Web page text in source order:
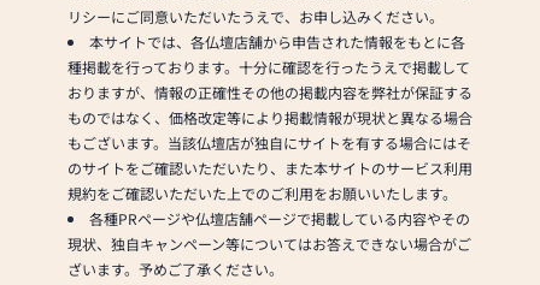
お仏壇のはせがわは、日本
を代表する家具メーカー
「カリモク家具」との協同
開発で、現代の住宅にあっ
たモダンなお仏壇を作って
います。他にも国内の家具
専門メーカーと作り上げた
お仏壇コレクションがあ
り、祈る人と偲ぶ人をつな
ぐ新しいカタチを提案しま
す。
リシーにご同意いただいたうえで、お申し込みください。
本サイトでは、各仏壇店舗から申告された情報をもとに各
種掲載を行っております。十分に確認を行ったうえで掲載して
おりますが、情報の正確性その他の掲載内容を弊社が保証する
ものではなく、価格改定等により掲載情報が現状と異なる場合
もございます。当該仏壇店が独自にサイトを有する場合にはそ
のサイトをご確認いただいたり、また本サイトのサービス利用
規約をご確認いただいた上でのご利用をお願いいたします。
各種PRページや仏壇店舗ページで掲載している内容やその
現状、独自キャンペーン等についてはお答えできない場合がご
ざいます。予めご了承ください。